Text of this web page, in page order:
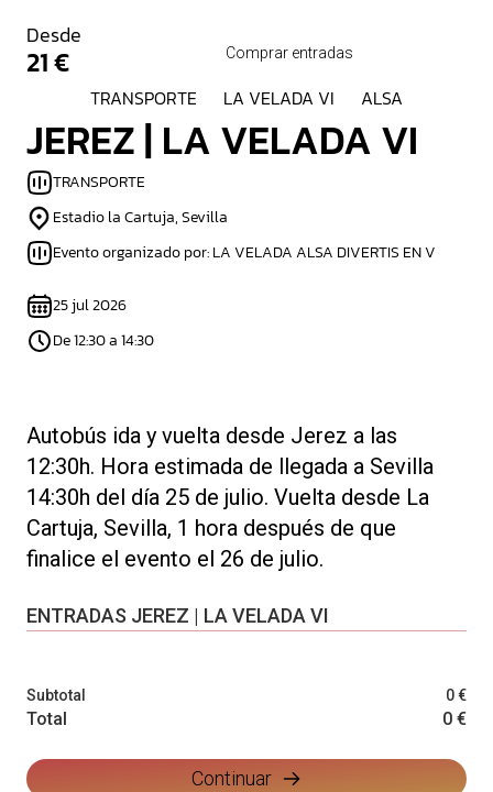
Desde
21 € Comprar entradas
TRANSPORTE LA VELADA VI ALSA
JEREZ | LA VELADA VI
TRANSPORTE
Estadio la Cartuja, Sevilla
Evento organizado por: LA VELADA ALSA DIVERTIS EN V
25 jul 2026
De 12:30 a 14:30
Autobús ida y vuelta desde Jerez a las
12:30h. Hora estimada de llegada a Sevilla
14:30h del día 25 de julio. Vuelta desde La
Cartuja, Sevilla, 1 hora después de que
finalice el evento el 26 de julio.
ENTRADAS JEREZ | LA VELADA VI
Subtotal 0 €
Total 0 €
Continuar